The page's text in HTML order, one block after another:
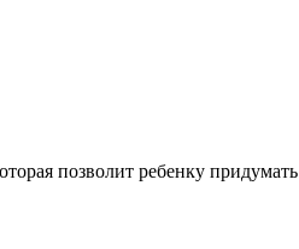
позволит ребенку